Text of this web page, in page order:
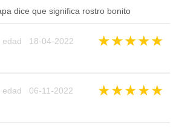
dice que significa rostro bonito
edad 18-04-2022 ★★★★★
edad 06-11-2022 ★★★★★